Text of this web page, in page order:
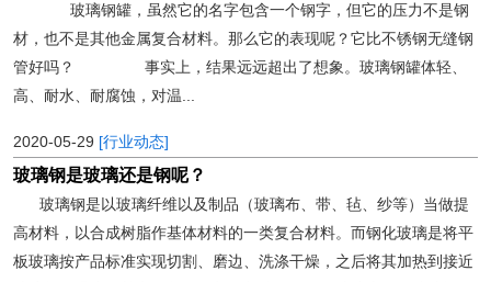
玻璃钢罐，虽然它的名字包含一个钢字，但它的压力不是钢
材，也不是其他金属复合材料。那么它的表现呢？它比不锈钢无缝钢
管好吗？ 事实上，结果远远超出了想象。玻璃钢罐体轻、
高、耐水、耐腐蚀，对温...
2020-05-29 [行业动态]
玻璃钢是玻璃还是钢呢？
玻璃钢是以玻璃纤维以及制品（玻璃布、带、毡、纱等）当做提
高材料，以合成树脂作基体材料的一类复合材料。而钢化玻璃是将平
板玻璃按产品标准实现切割、磨边、洗涤干燥，之后将其加热到接近